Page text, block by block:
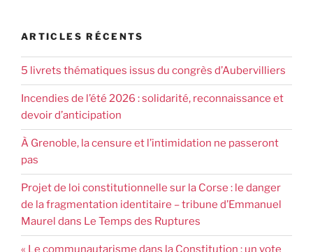
ARTICLES RÉCENTS
5 livrets thématiques issus du congrès d’Aubervilliers
Incendies de l’été 2026 : solidarité, reconnaissance et
devoir d’anticipation
À Grenoble, la censure et l’intimidation ne passeront
pas
Projet de loi constitutionnelle sur la Corse : le danger
de la fragmentation identitaire – tribune d’Emmanuel
Maurel dans Le Temps des Ruptures
« Le communautarisme dans la Constitution : un vote